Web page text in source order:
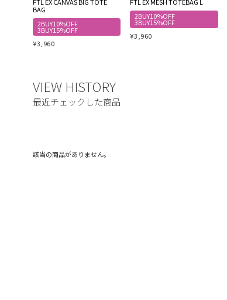
BAG
2BUY10%OFF
3BUY15%OFF
¥3,960
2BUY10%OFF
3BUY15%OFF
¥3,960
該当の商品がありません。